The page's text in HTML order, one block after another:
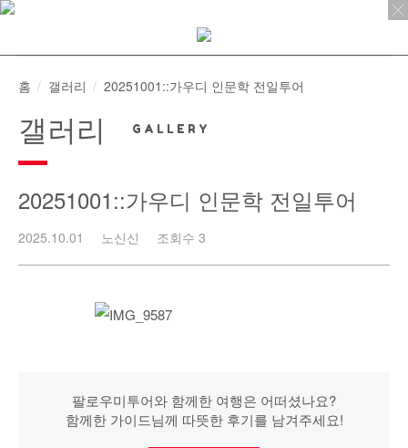
Skip
홈 갤러리 20251001::가우디 인문학 전일투어
갤러리
20251001::가우디 인문학 전일투어
2025.10.01 노신신 조회수 3
팔로우미투어와 함께한 여행은 어떠셨나요?
함께한 가이드님께 따뜻한 후기를 남겨주세요!